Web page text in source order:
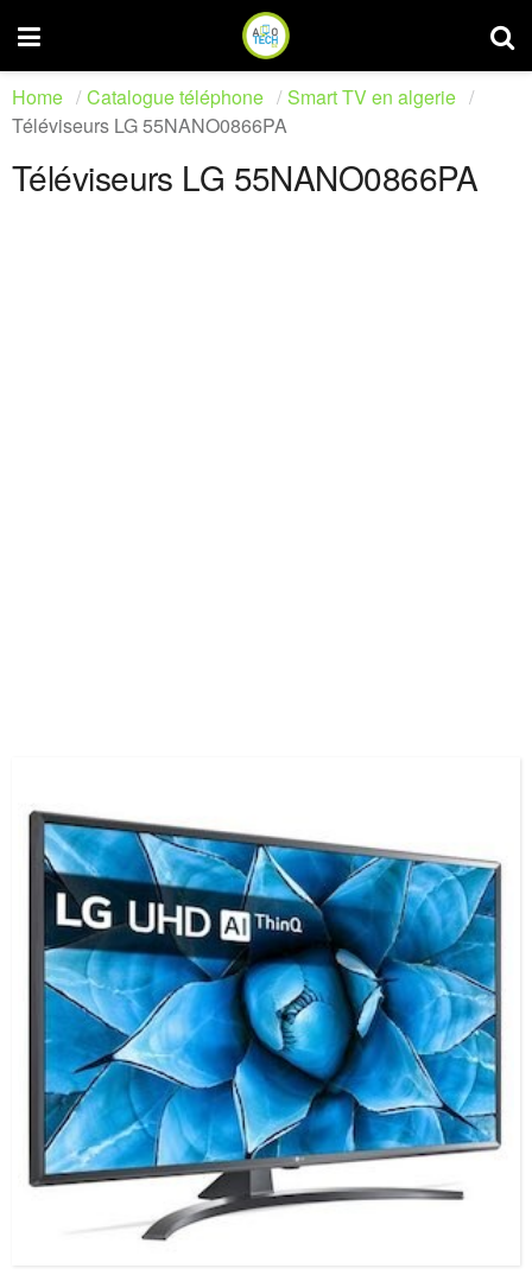
Home Catalogue téléphone
Smart TV en algerie
Téléviseurs LG 55NANO0866PA
Téléviseurs LG 55NANO0866PA